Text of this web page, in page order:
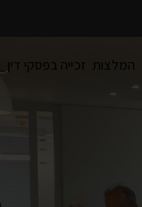
המלצות זכייה בפסקי דין